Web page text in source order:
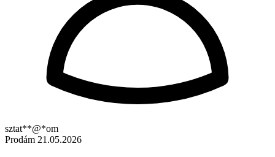
sztat**@*om
Prodám 21.05.2026